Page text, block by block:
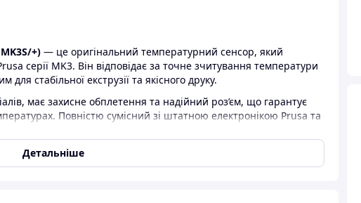
+) — це оригінальний температурний сенсор, який
серії MK3. Він відповідає за точне зчитування температури
стабільної екструзії та якісного друку.
має захисне обплетення та надійний роз’єм, що гарантує
Повністю сумісний зі штатною електронікою Prusa та
Детальніше